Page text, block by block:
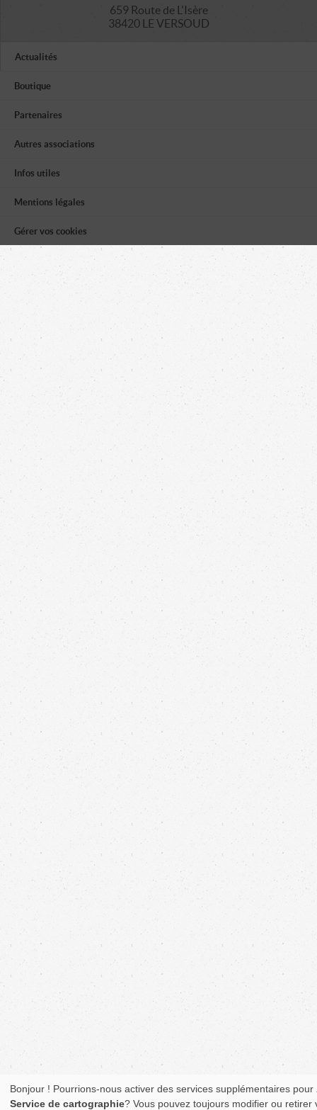
659 Route de L'Isère
38420 LE VERSOUD
Actualités
Boutique
Partenaires
Autres associations
Infos utiles
Mentions légales
Gérer vos cookies
Bonjour ! Pourrions-nous activer des services supplémentaires pour
Service de cartographie? Vous pouvez toujours modifier ou